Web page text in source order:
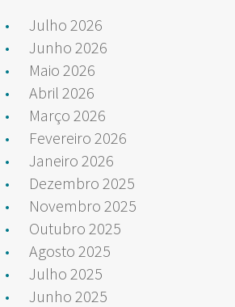
Julho 2026
Junho 2026
Maio 2026
Abril 2026
Março 2026
Fevereiro 2026
Janeiro 2026
Dezembro 2025
Novembro 2025
Outubro 2025
Agosto 2025
Julho 2025
Junho 2025